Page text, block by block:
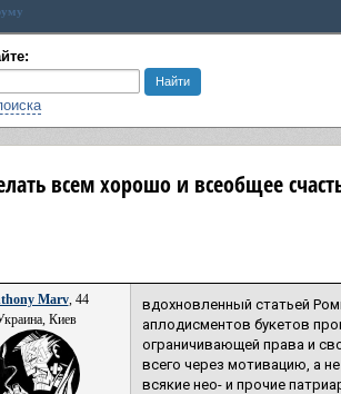
всем хорошо и всеобщее
Marv, 44
Киев
вдохновленный статьей
аплодисментов букетов
ограничивающей права и
всего через мотивацию, а
всякие нео- и прочие